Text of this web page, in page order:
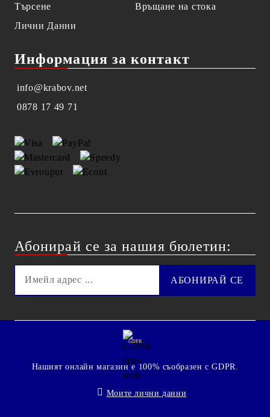
Търсене
Лични Данни
Връщане на стока
Информация за контакт
info@krabov.net
0878 17 49 71
Абонирай се за нашия бюлетин:
GDPR
Нашият онлайн магазин е 100% съобразен с GDPR.
Моите лични данни